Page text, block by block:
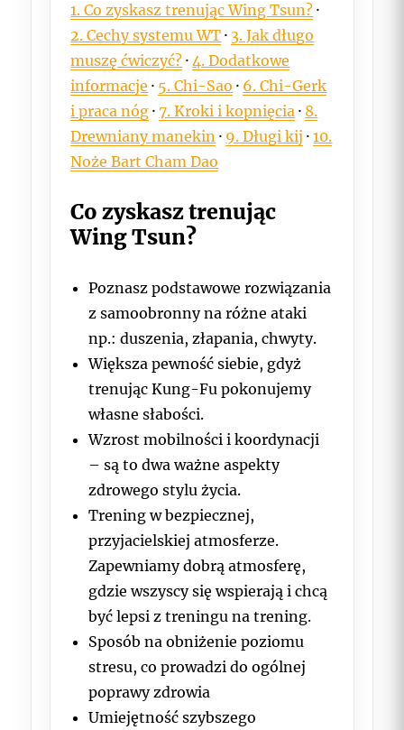
1. Co zyskasz trenując Wing Tsun? ·
2. Cechy systemu WT · 3. Jak długo
muszę ćwiczyć? ·4. Dodatkowe
informacje · 5. Chi-Sao · 6. Chi-Gerk
i praca nóg ·7. Kroki i kopnięcia · 8.
Drewniany manekin · 9. Długi kij ·10.
Noże Bart Cham Dao
Co zyskasz trenując
Wing Tsun?
Poznasz podstawowe rozwiązania
z samoobronny na różne ataki
np.: duszenia, złapania, chwyty.
Większa pewność siebie, gdyż
trenując Kung-Fu pokonujemy
własne słabości.
Wzrost mobilności i koordynacji
– są to dwa ważne aspekty
zdrowego stylu życia.
Trening w bezpiecznej,
przyjacielskiej atmosferze.
Zapewniamy dobrą atmosferę,
gdzie wszyscy się wspierają i chcą
być lepsi z treningu na trening.
Sposób na obniżenie poziomu
stresu, co prowadzi do ogólnej
poprawy zdrowia
Umiejętność szybszego